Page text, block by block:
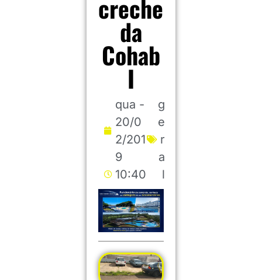
creche
da
Cohab
I
qua -
20/0
2/201
9
10:40
g
e
r
a
l